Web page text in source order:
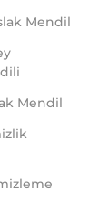
Mendil
Mendil